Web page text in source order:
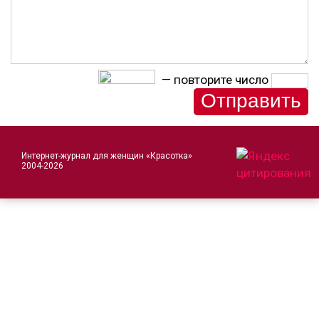
— повторите число
Интернет-журнал для женщин «Красотка»
2004-2026